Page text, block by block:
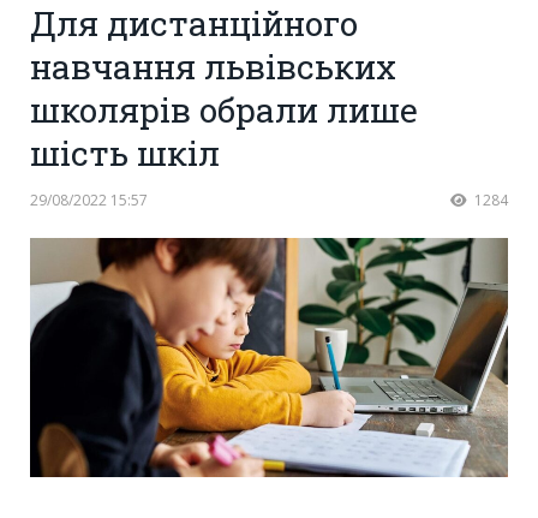
Для дистанційного
навчання львівських
школярів обрали лише
шість шкіл
29/08/2022 15:57 1284